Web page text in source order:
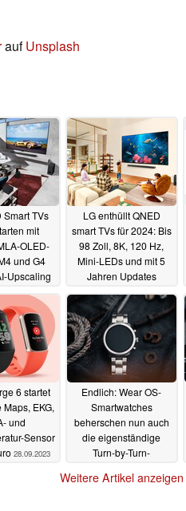
aufUnsplash
Smart TVs
mit
OLED-
und G4
Upscaling
LG enthüllt QNED
smart TVs für 2024: Bis
98 Zoll, 8K, 120 Hz,
Mini-LEDs und mit 5
Jahren Updates
01.01.2024
6 startet
EKG,
und
Sensor
28.09.2023
Endlich: Wear OS-
Smartwatches
beherschen nun auch
die eigenständige
Turn-by-Turn-
Maps08.01.2023
Weitere Artikel anzeigen